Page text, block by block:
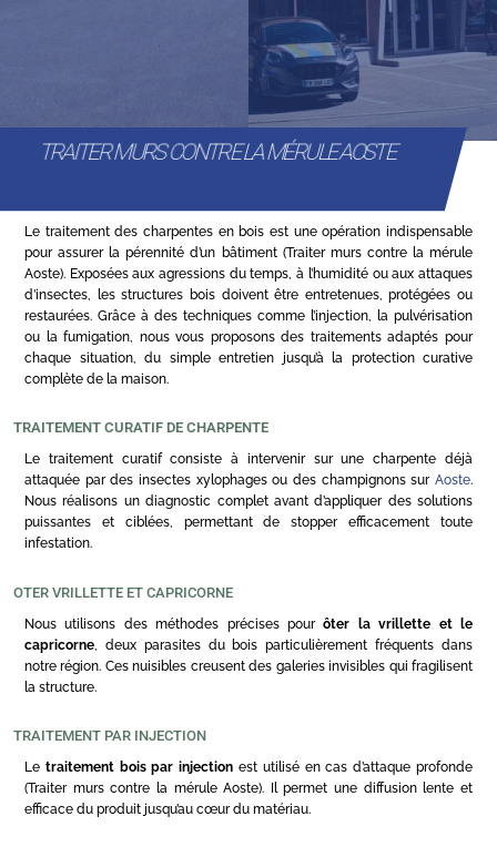
TRAITER MURS CONTRE LA MÉRULE AOSTE
Le traitement des charpentes en bois est une opération indispensable
pour assurer la pérennité d’un bâtiment (Traiter murs contre la mérule
Aoste). Exposées aux agressions du temps, à l’humidité ou aux attaques
d’insectes, les structures bois doivent être entretenues, protégées ou
restaurées. Grâce à des techniques comme l’injection, la pulvérisation
ou la fumigation, nous vous proposons des traitements adaptés pour
chaque situation, du simple entretien jusqu’à la protection curative
complète de la maison.
TRAITEMENT CURATIF DE CHARPENTE
Le traitement curatif consiste à intervenir sur une charpente déjà
attaquée par des insectes xylophages ou des champignons sur Aoste.
Nous réalisons un diagnostic complet avant d’appliquer des solutions
puissantes et ciblées, permettant de stopper efficacement toute
infestation.
OTER VRILLETTE ET CAPRICORNE
Nous utilisons des méthodes précises pourôter la vrillette et le
capricorne , deux parasites du bois particulièrement fréquents dans
notre région. Ces nuisibles creusent des galeries invisibles qui fragilisent
la structure.
TRAITEMENT PAR INJECTION
Le traitement bois par injection est utilisé en cas d’attaque profonde
(Traiter murs contre la mérule Aoste). Il permet une diffusion lente et
efficace du produit jusqu’au cœur du matériau.